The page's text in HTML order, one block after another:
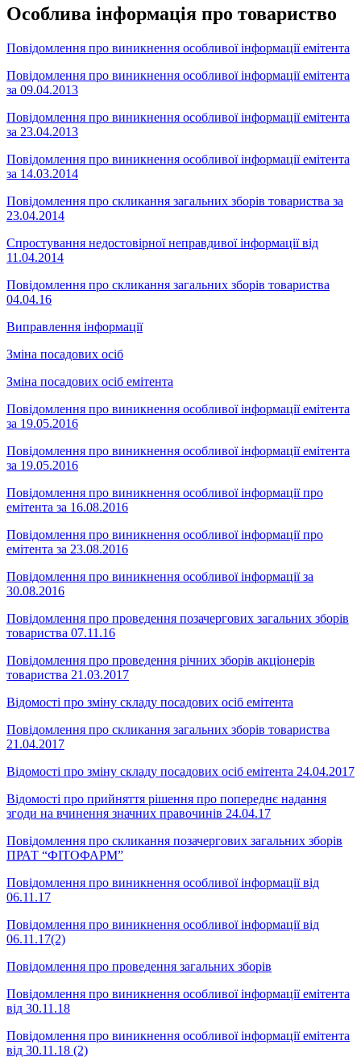
Особлива інформація про товариство
Повідомлення про виникнення особливої інформації емітента
Повідомлення про виникнення особливої інформації емітента
за 09.04.2013
Повідомлення про виникнення особливої інформації емітента
за 23.04.2013
Повідомлення про виникнення особливої інформації емітента
за 14.03.2014
Повідомлення про скликання загальних зборів товариства за
23.04.2014
Спростування недостовірної неправдивої інформації від
11.04.2014
Повідомлення про скликання загальних зборів товариства
04.04.16
Виправлення інформації
Зміна посадових осіб
Зміна посадових осіб емітента
Повідомлення про виникнення особливої інформації емітента
за 19.05.2016
Повідомлення про виникнення особливої інформації емітента
за 19.05.2016
Повідомлення про виникнення особливої інформації про
емітента за 16.08.2016
Повідомлення про виникнення особливої інформації про
емітента за 23.08.2016
Повідомлення про виникнення особливої інформації за
30.08.2016
Повідомлення про проведення позачергових загальних зборів
товариства 07.11.16
Повідомлення про проведення річних зборів акціонерів
товариства 21.03.2017
Відомості про зміну складу посадових осіб емітента
Повідомлення про скликання загальних зборів товариства
21.04.2017
Відомості про зміну складу посадових осіб емітента 24.04.2017
Відомості про прийняття рішення про попереднє надання
згоди на вчинення значних правочинів 24.04.17
Повідомлення про скликання позачергових загальних зборів
ПРАТ “ФІТОФАРМ”
Повідомлення про виникнення особливої інформації від
06.11.17
Повідомлення про виникнення особливої інформації від
06.11.17(2)
Повідомлення про проведення загальних зборів
Повідомлення про виникнення особливої інформації емітента
від 30.11.18
Повідомлення про виникнення особливої інформації емітента
від 30.11.18 (2)